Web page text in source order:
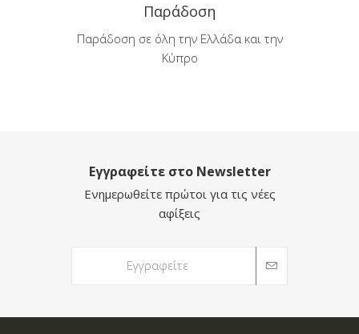
Παράδοση
Παράδοση σε όλη την Ελλάδα και την
Κύπρο
Εγγραφείτε στο Newsletter
Ενημερωθείτε πρώτοι για τις νέες
αφίξεις